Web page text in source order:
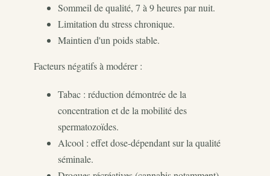
Sommeil de qualité, 7 à 9 heures par nuit.
Limitation du stress chronique.
Maintien d'un poids stable.
Facteurs négatifs à modérer :
Tabac : réduction démontrée de la
concentration et de la mobilité des
spermatozoïdes.
Alcool : effet dose-dépendant sur la qualité
séminale.